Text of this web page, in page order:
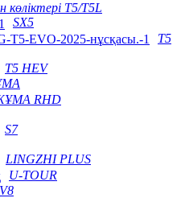
T5/T5L
SX5
T5
T5 HEV
RHD
S7
LINGZHI PLUS
U-TOUR
V8